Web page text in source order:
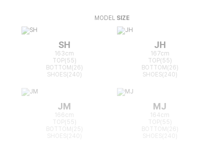
MODEL SIZE
SH
163cm
TOP(55)
BOTTOM(26)
SHOES(240)
JH
167cm
TOP(55)
BOTTOM(26)
SHOES(240)
JM
166cm
TOP(55)
BOTTOM(25)
MJ
164cm
TOP(55)
BOTTOM(26)